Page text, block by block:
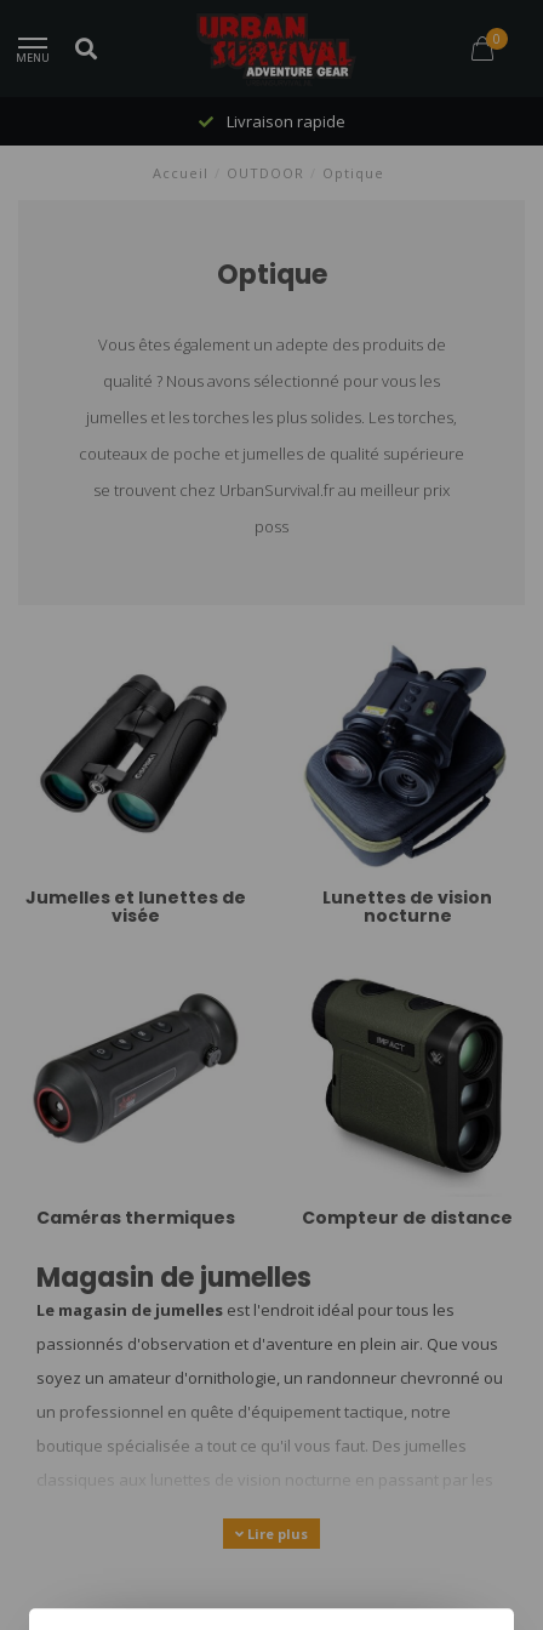
MENU
0
Livraison rapide
Accueil OUTDOOR Optique
Optique
Vous êtes également un adepte des produits de
qualité ? Nous avons sélectionné pour vous les
jumelles et les torches les plus solides. Les torches,
couteaux de poche et jumelles de qualité supérieure
se trouvent chez UrbanSurvival.fr au meilleur prix
poss
Jumelles et lunettes de
visée
Lunettes de vision
nocturne
Caméras thermiques Compteur de distance
Magasin de jumelles
Le magasin de jumelles est l'endroit idéal pour tous les
passionnés d'observation et d'aventure en plein air. Que vous
soyez un amateur d'ornithologie, un randonneur chevronné ou
un professionnel en quête d'équipement tactique, notre
boutique spécialisée a tout ce qu'il vous faut. Des jumelles
classiques aux lunettes de vision nocturne en passant par les
caméras thermiques, nous proposons une large gamme de
produits de haute qualité pour répondre à tous vos besoins.
Vortex, Barska et Urikan, ainsi que des équipements outdoor et
Lire plus